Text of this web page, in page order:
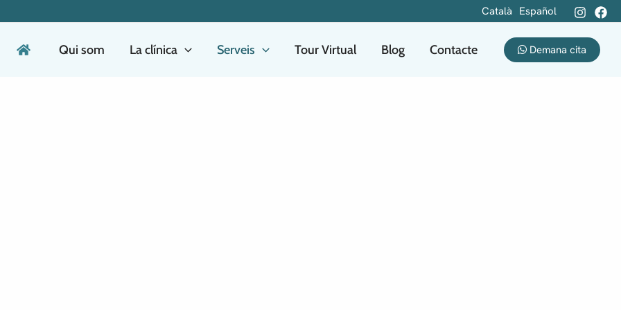
Català Español
Qui som La clínica Serveis Tour Virtual Blog Contacte Demana cita